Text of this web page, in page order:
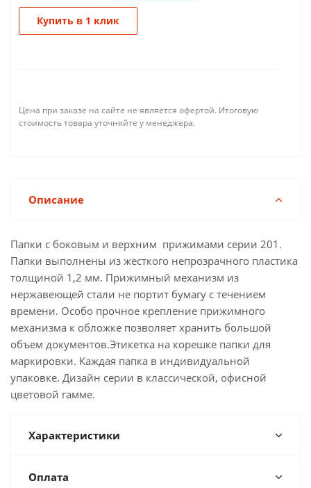
Купить в 1 клик
Цена при заказе на сайте не является офертой. Итоговую
стоимость товара уточняйте у менеджера.
Описание
Папки с боковым и верхним прижимами серии 201.
Папки выполнены из жесткого непрозрачного пластика
толщиной 1,2 мм. Прижимный механизм из
нержавеющей стали не портит бумагу с течением
времени. Особо прочное крепление прижимного
механизма к обложке позволяет хранить большой
объем документов.Этикетка на корешке папки для
маркировки. Каждая папка в индивидуальной
упаковке. Дизайн серии в классической, офисной
цветовой гамме.
Характеристики
Оплата